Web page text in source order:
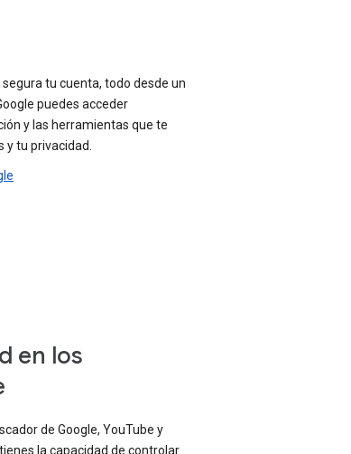
tu cuenta, todo desde un
puedes acceder
y las herramientas que te
tu privacidad.
en los
de Google, YouTube y
la capacidad de controlar